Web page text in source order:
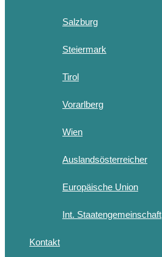
Salzburg
Steiermark
Tirol
Vorarlberg
Wien
Auslandsösterreicher
Europäische Union
Int. Staatengemeinschaft
Kontakt